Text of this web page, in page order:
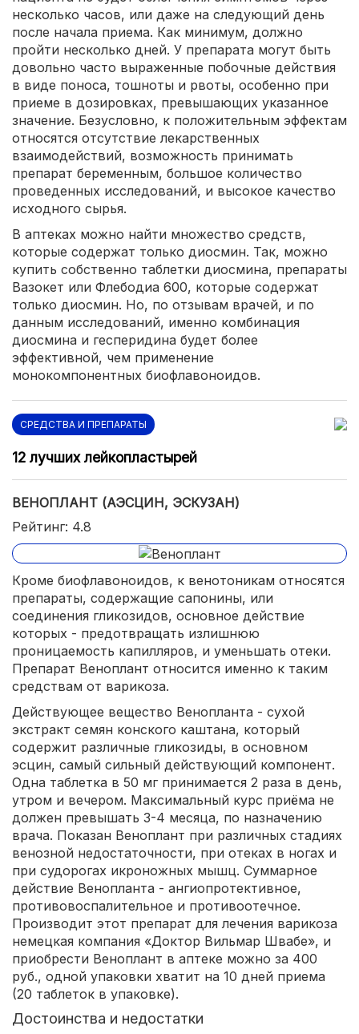
несколько часов, или даже на следующий день
после начала приема. Как минимум, должно
пройти несколько дней. У препарата могут быть
довольно часто выраженные побочные действия
в виде поноса, тошноты и рвоты, особенно при
приеме в дозировках, превышающих указанное
значение. Безусловно, к положительным эффектам
относятся отсутствие лекарственных
взаимодействий, возможность принимать
препарат беременным, большое количество
проведенных исследований, и высокое качество
исходного сырья.
В аптеках можно найти множество средств,
которые содержат только диосмин. Так, можно
купить собственно таблетки диосмина, препараты
Вазокет или Флебодиа 600, которые содержат
только диосмин. Но, по отзывам врачей, и по
данным исследований, именно комбинация
диосмина и гесперидина будет более
эффективной, чем применение
монокомпонентных биофлавоноидов.
СРЕДСТВА И ПРЕПАРАТЫ
12 лучших лейкопластырей
ВЕНОПЛАНТ (АЭСЦИН, ЭСКУЗАН)
Рейтинг: 4.8
Кроме биофлавоноидов, к венотоникам относятся
препараты, содержащие сапонины, или
соединения гликозидов, основное действие
которых - предотвращать излишнюю
проницаемость капилляров, и уменьшать отеки.
Препарат Веноплант относится именно к таким
средствам от варикоза.
Действующее вещество Венопланта - сухой
экстракт семян конского каштана, который
содержит различные гликозиды, в основном
эсцин, самый сильный действующий компонент.
Одна таблетка в 50 мг принимается 2 раза в день,
утром и вечером. Максимальный курс приёма не
должен превышать 3-4 месяца, по назначению
врача. Показан Веноплант при различных стадиях
венозной недостаточности, при отеках в ногах и
при судорогах икроножных мышц. Суммарное
действие Венопланта - ангиопротективное,
противовоспалительное и противоотечное.
Производит этот препарат для лечения варикоза
немецкая компания «Доктор Вильмар Швабе», и
приобрести Веноплант в аптеке можно за 400
руб., одной упаковки хватит на 10 дней приема
(20 таблеток в упаковке).
Достоинства и недостатки